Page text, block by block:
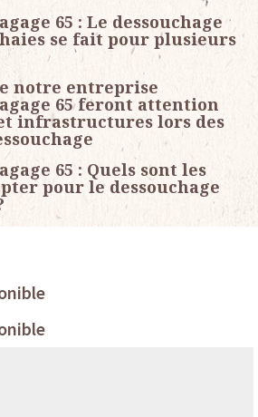
65 : Le dessouchage
se fait pour plusieurs
notre entreprise
65 feront attention
infrastructures lors des
65 : Quels sont les
pour le dessouchage